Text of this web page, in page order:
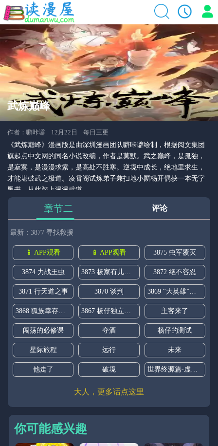
武炼巅峰
作者：噼咔噼 12月22日 每日三更
《武炼巅峰》漫画版是由深圳漫画团队噼咔噼绘制，根据阅文集团
旗起点中文网的同名小说改编，作者是莫默。武之巅峰，是孤独，
是寂寞，是漫漫求索，是高处不胜寒。逆境中成长，绝地里求生，
才能堪破武之极道。凌霄阁试炼弟子兼扫地小厮杨开偶获一本无字
黑书，从此踏上漫漫武道。
章节二 评论
最新：3877 寻找救援
📱 APP观看 📱 APP观看 3875 虫军覆灭
3874 力战王虫 3873 杨家有儿初成长 3872 绝不容忍
3871 行天道之事 3870 谈判 3869 “大英雄”误会大了
3868 狐族幸存者 苏酥 3867 杨仔独立的开启 主客来了
闯荡的必修课 夺酒 杨仔的测试
星际旅程 远行 未来
他走了 破境 世界终源篇-虚空盛典
大人，更多话点这里
你可能感兴趣